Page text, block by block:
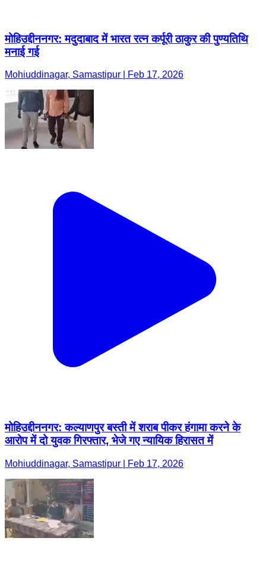
मोहिउद्दीननगर: मदुदाबाद में भारत रत्न कर्पूरी ठाकुर की पुण्यतिथि
मनाई गई
Mohiuddinagar, Samastipur | Feb 17, 2026
मोहिउद्दीननगर: कल्याणपुर बस्ती में शराब पीकर हंगामा करने के
आरोप में दो युवक गिरफ्तार, भेजे गए न्यायिक हिरासत में
Mohiuddinagar, Samastipur | Feb 17, 2026